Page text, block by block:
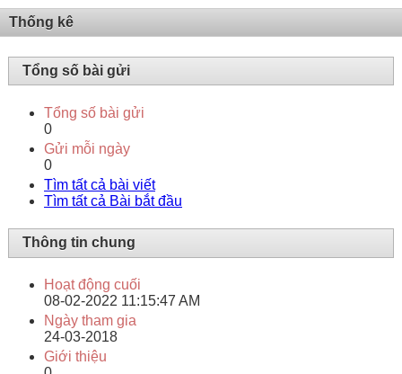
Thống kê
Tổng số bài gửi
Tổng số bài gửi
0
Gửi mỗi ngày
0
Tìm tất cả bài viết
Tìm tất cả Bài bắt đầu
Thông tin chung
Hoạt động cuối
08-02-2022 11:15:47 AM
Ngày tham gia
24-03-2018
Giới thiệu